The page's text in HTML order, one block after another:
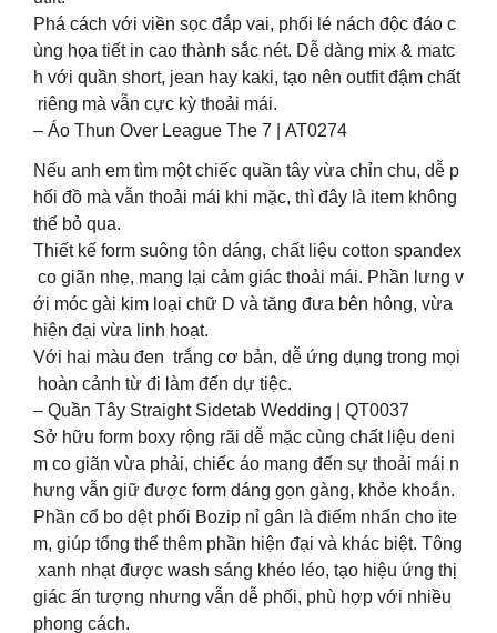
Phá cách với viền sọc đắp vai, phối lé nách độc đáo c
ùng họa tiết in cao thành sắc nét. Dễ dàng mix & matc
h với quần short, jean hay kaki, tạo nên outfit đậm chất
riêng mà vẫn cực kỳ thoải mái.
– Áo Thun Over League The 7 | AT0274
Nếu anh em tìm một chiếc quần tây vừa chỉn chu, dễ p
hối đồ mà vẫn thoải mái khi mặc, thì đây là item không
thể bỏ qua.
Thiết kế form suông tôn dáng, chất liệu cotton spandex
co giãn nhẹ, mang lại cảm giác thoải mái. Phần lưng v
ới móc gài kim loại chữ D và tăng đưa bên hông, vừa
hiện đại vừa linh hoạt.
Với hai màu đen trắng cơ bản, dễ ứng dụng trong mọi
hoàn cảnh từ đi làm đến dự tiệc.
– Quần Tây Straight Sidetab Wedding | QT0037
Sở hữu form boxy rộng rãi dễ mặc cùng chất liệu deni
m co giãn vừa phải, chiếc áo mang đến sự thoải mái n
hưng vẫn giữ được form dáng gọn gàng, khỏe khoắn.
Phần cổ bo dệt phối Bozip nỉ gân là điểm nhấn cho ite
m, giúp tổng thể thêm phần hiện đại và khác biệt. Tông
xanh nhạt được wash sáng khéo léo, tạo hiệu ứng thị
giác ấn tượng nhưng vẫn dễ phối, phù hợp với nhiều
phong cách.